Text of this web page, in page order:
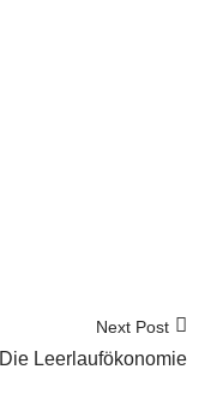
Next Post
Die Leerlaufökonomie